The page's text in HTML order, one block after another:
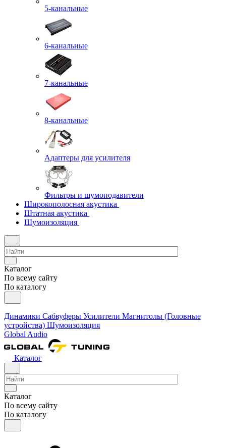
5-канальные
6-канальные
7-канальные
8-канальные
Адаптеры для усилителя
Фильтры и шумоподавители
Широкополосная акустика
Штатная акустика
Шумоизоляция
Каталог
По всему сайту
По каталогу
Динамики Сабвуферы Усилители Магнитолы (Головные
устройства) Шумоизоляция
Global Audio
Каталог
Каталог
По всему сайту
По каталогу